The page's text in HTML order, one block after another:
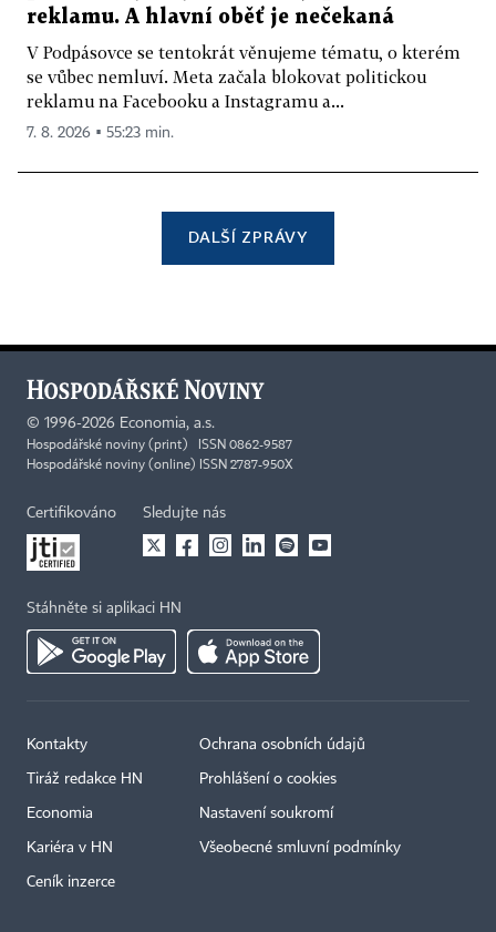
reklamu. A hlavní oběť je nečekaná
V Podpásovce se tentokrát věnujeme tématu, o kterém
se vůbec nemluví. Meta začala blokovat politickou
reklamu na Facebooku a Instagramu a...
7. 8. 2026 ▪ 55:23 min.
DALŠÍ ZPRÁVY
© 1996-2026 Economia, a.s.
Hospodářské noviny (print) ISSN 0862-9587
Hospodářské noviny (online) ISSN 2787-950X
Certifikováno Sledujte nás
Stáhněte si aplikaci HN
Kontakty
Tiráž redakce HN
Economia
Kariéra v HN
Ceník inzerce
Ochrana osobních údajů
Prohlášení o cookies
Nastavení soukromí
Všeobecné smluvní podmínky